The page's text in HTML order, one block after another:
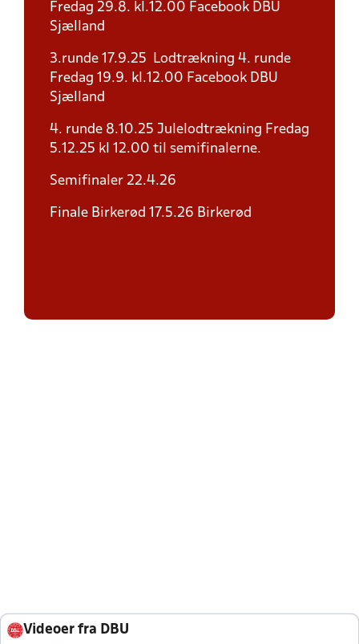
Fredag 29.8. kl.12.00 Facebook DBU
Sjælland
3.runde 17.9.25 Lodtrækning 4. runde
Fredag 19.9. kl.12.00 Facebook DBU
Sjælland
4. runde 8.10.25 Julelodtrækning Fredag
5.12.25 kl 12.00 til semifinalerne.
Semifinaler 22.4.26
Finale Birkerød 17.5.26 Birkerød
Videoer fra DBU